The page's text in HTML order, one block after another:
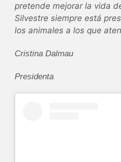
pretende mejorar la vida
Silvestre siempre está
los animales a los que
Cristina Dalmau
Presidenta